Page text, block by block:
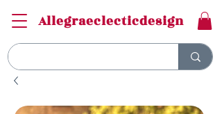
Allegraeclecticdesign